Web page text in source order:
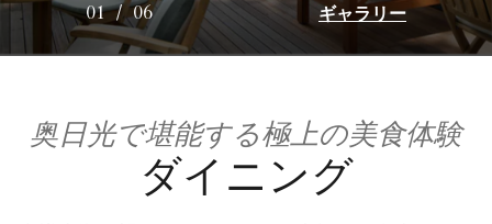
01/06 ギャラリー
奥日光で堪能する極上の美食体験
ダイニング